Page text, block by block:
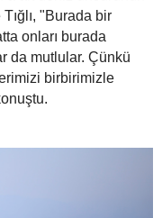
"Burada bir
onları burada
da mutlular. Çünkü
birbirimizle